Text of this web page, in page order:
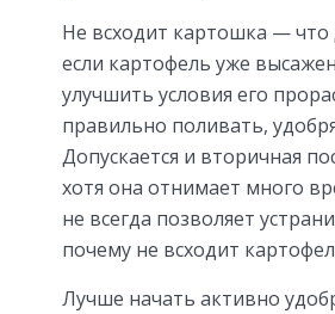
Не всходит картошка — что
если картофель уже
улучшить условия его
правильно поливать,
Допускается и вторичная
хотя она отнимает много
не всегда позволяет
почему не всходит
Лучше начать активно